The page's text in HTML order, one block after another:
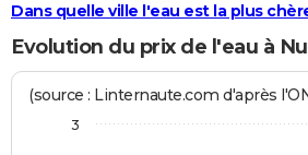
Dans quelle ville l'eau est la plus
Evolution du prix de l'eau à
(source : Linternaute.com d'après
3